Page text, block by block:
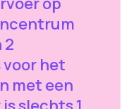
2
het
met een